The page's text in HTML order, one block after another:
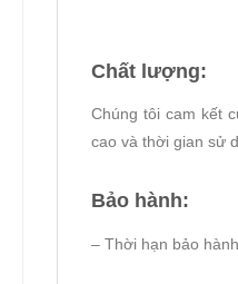
Chất lượng:
Chúng tôi cam kết
cao và thời gian sử
Bảo hành:
– Thời hạn bảo